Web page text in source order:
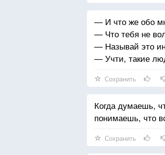
— И что же обо
— Что тебя не
— Называй это
— Учти, такие
Сохранить
Когда думаешь,
понимаешь, что
Сохранить